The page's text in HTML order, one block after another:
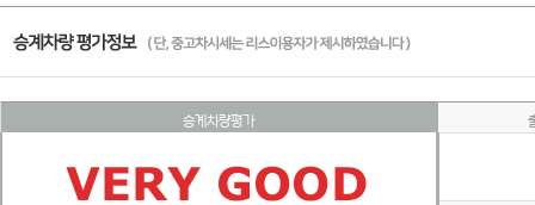
승계차량평가